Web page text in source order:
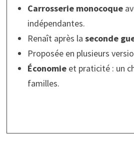
Carrosserie monocoque
indépendantes.
Renaît après la seconde
Proposée en plusieurs
Économieet praticité : un
familles.